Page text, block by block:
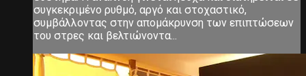
συγκεκριμένο ρυθμό, αργό και στοχαστικό,
συμβάλλοντας στην απομάκρυνση των επιπτώσεων
του στρες και βελτιώνοντα...